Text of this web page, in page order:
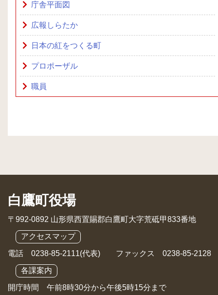
庁舎平面図
広報しらたか
日本の紅をつくる町
プロポーザル
職員
白鷹町役場
〒992-0892 山形県西置賜郡白鷹町大字荒砥甲833番地
アクセスマップ
電話 0238-85-2111(代表) ファックス 0238-85-2128
各課案内
開庁時間 午前8時30分から午後5時15分まで